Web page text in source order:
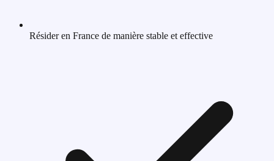
Résider en France de manière stable et effective